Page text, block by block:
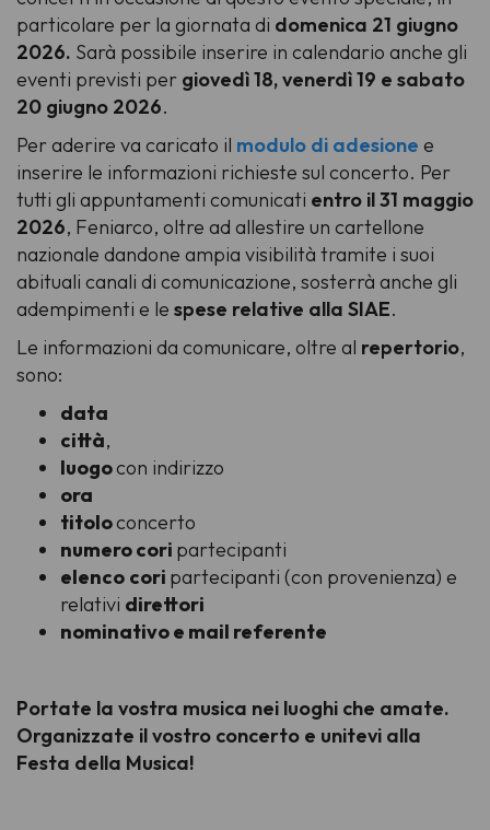
particolare per la giornata di domenica 21 giugno
2026. Sarà possibile inserire in calendario anche gli
eventi previsti per giovedì 18, venerdì 19 e sabato
20 giugno 2026.
Per aderire va caricato il modulo di adesione e
inserire le informazioni richieste sul concerto. Per
tutti gli appuntamenti comunicati entro il 31 maggio
2026, Feniarco, oltre ad allestire un cartellone
nazionale dandone ampia visibilità tramite i suoi
abituali canali di comunicazione, sosterrà anche gli
adempimenti e le spese relative alla SIAE.
Le informazioni da comunicare, oltre al repertorio,
sono:
data
città,
luogocon indirizzo
ora
titoloconcerto
numero cori partecipanti
elenco cori partecipanti (con provenienza) e
relativi direttori
nominativo e mail referente
Portate la vostra musica nei luoghi che amate.
Organizzate il vostro concerto e unitevi alla
Festa della Musica!